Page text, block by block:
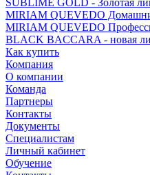
SUBLIME GOLD - Золотая
MIRIAM QUEVEDO
MIRIAM QUEVEDO
BLACK BACCARA - новая
Как купить
Компания
О компании
Команда
Партнеры
Контакты
Документы
Специалистам
Личный кабинет
Обучение